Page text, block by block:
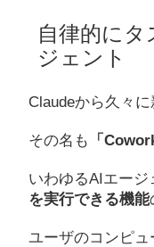
自律的に
ジェント
Claudeから久々
その名も 「
いわゆるAIエージ
を実行できる機能
ユーザのコンピ